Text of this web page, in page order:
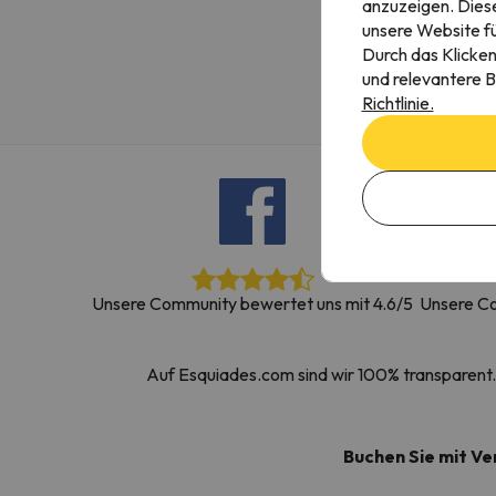
Es sieht so aus, als hätte sich unser Sucher
Unsere Community bewertet uns mit 4.6/5 Unsere
Auf Esquiades.com sind wir 100%
Buchen Sie mit
anzuzeigen.
unsere Website
Durch das
und relevantere
Richtlinie.